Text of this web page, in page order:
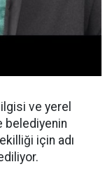
ve yerel
belediyenin
için adı